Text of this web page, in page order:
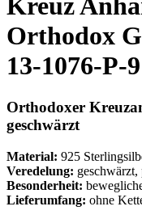
Kreuz
Orthodox
13-1076-P-9
Orthodoxer
geschwärzt
Material: 925
Veredelung: geschwärzt,
Besonderheit:
Lieferumfang: ohne